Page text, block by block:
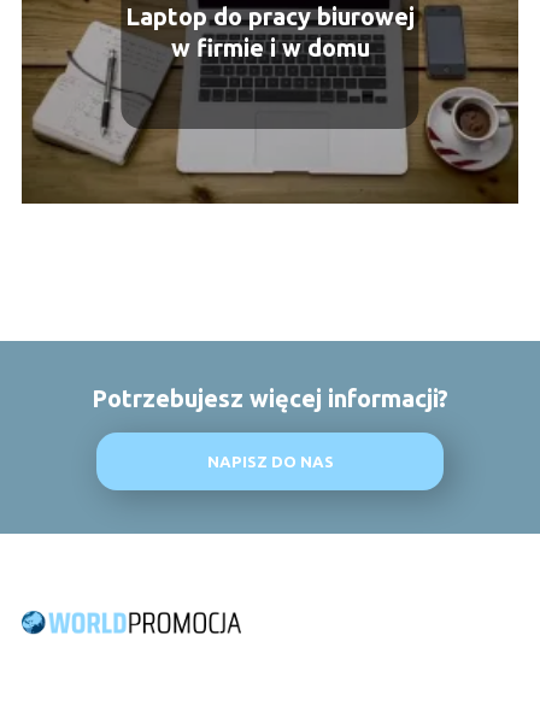
Laptop do pracy biurowej
w firmie i w domu
Potrzebujesz więcej informacji?
NAPISZ DO NAS